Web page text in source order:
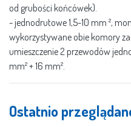
od grubości końcówek).
- jednodrutowe 1,5-10 mm ²,
wykorzystywane obie komory
umieszczenie 2 przewodów
mm² + 16 mm².
Ostatnio